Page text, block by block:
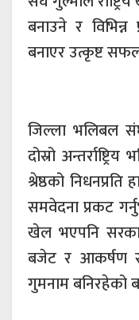
बनाउने र विभिन्न
बनाएर उत्कृष्ट
जिल्ला भलिबल
दोस्रो
श्रेष्ठको निधनप्रति
समवेदना प्रकट
खेल भएपनि
बजेट र आकर्षण
गुमनाम बनिरहेको